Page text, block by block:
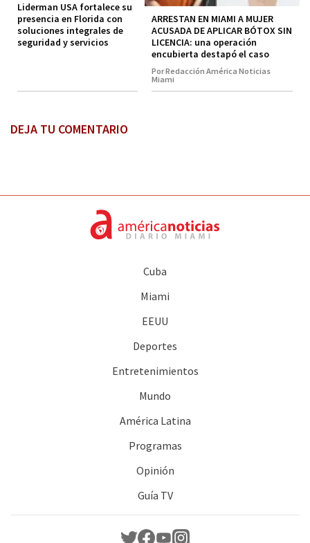
Liderman USA fortalece su
presencia en Florida con
soluciones integrales de
seguridad y servicios
ARRESTAN EN MIAMI A MUJER
ACUSADA DE APLICAR BÓTOX SIN
LICENCIA: una operación
encubierta destapó el caso
Por Redacción América Noticias
Miami
DEJA TU COMENTARIO
Cuba
Miami
EEUU
Deportes
Entretenimientos
Mundo
América Latina
Programas
Opinión
Guía TV